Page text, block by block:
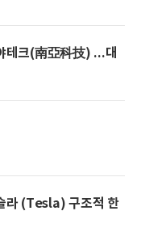
테크(南亞科技) ...대
구조적 한